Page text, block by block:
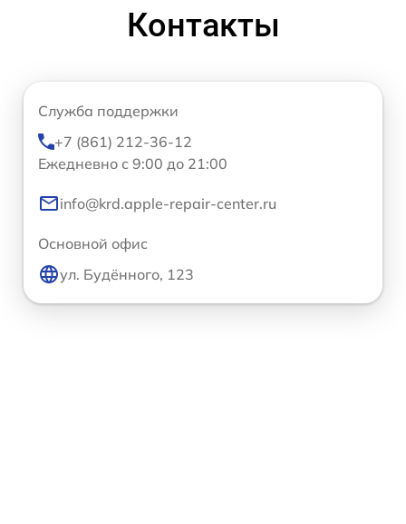
Контакты
Служба поддержки
+7 (861) 212-36-12
Ежедневно с 9:00 до 21:00
info@krd.apple-repair-center.ru
Основной офис
ул. Будённого, 123